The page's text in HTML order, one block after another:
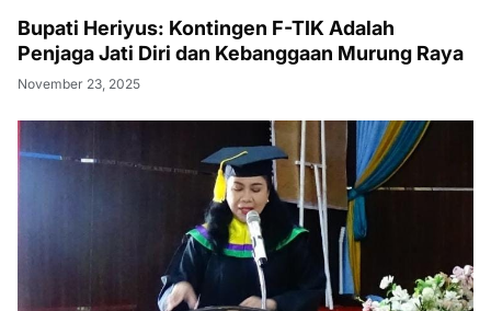
Bupati Heriyus: Kontingen F-TIK Adalah
Penjaga Jati Diri dan Kebanggaan Murung Raya
November 23, 2025